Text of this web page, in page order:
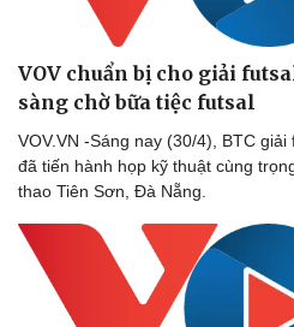
VOV chuẩn bị cho giải
sàng chờ bữa tiệc futsal
VOV.VN -Sáng nay (30/4), BTC
đã tiến hành họp kỹ thuật cùng
thao Tiên Sơn, Đà Nẵng.